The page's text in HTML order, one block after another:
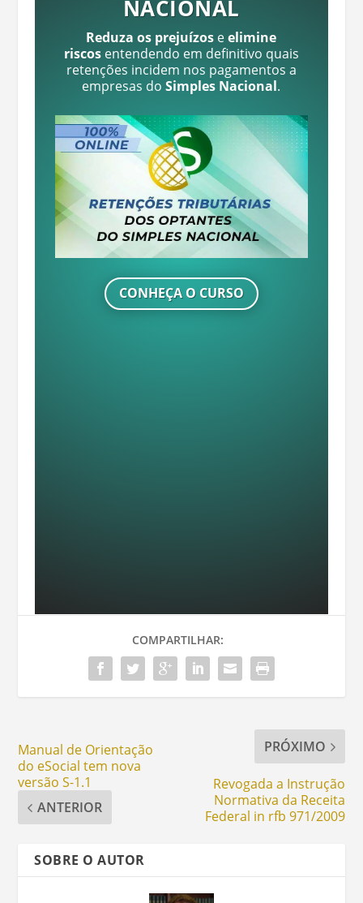
NACIONAL
Reduza os prejuízos eelimine
riscosentendendo em definitivo quais
retenções incidem nos pagamentos a
empresas doSimples Nacional.
CONHEÇA O CURSO
COMPARTILHAR:
Manual de Orientação
do eSocial tem nova
versão S-1.1
ANTERIOR
PRÓXIMO
Revogada a Instrução
Normativa da Receita
Federal in rfb 971/2009
SOBRE O AUTOR